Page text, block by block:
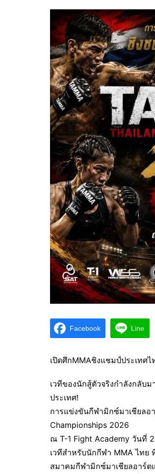
Facebook Line
เปิดศึกMMAชิงแชมป์ประเทศไ
เวทีของนักสู้ตัวจริงกำลังกลับ
ประเทศ!
การแข่งขันกีฬามิกซ์มาเชียลอ
Championships 2026
ณ T-1 Fight Academy วันที่
เวทีสำหรับนักกีฬา MMA ไทย
สมาคมกีฬามิกซ์มาเชียลอาร์ต